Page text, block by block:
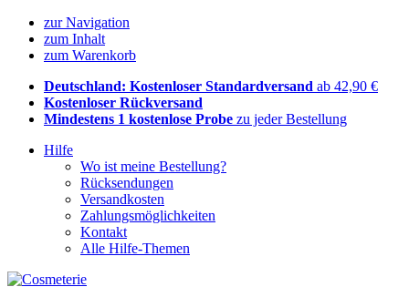
zur Navigation
zum Inhalt
zum Warenkorb
Deutschland: Kostenloser Standardversand ab 42,90 €
Kostenloser Rückversand
Mindestens 1 kostenlose Probe zu jeder Bestellung
Hilfe
Wo ist meine Bestellung?
Rücksendungen
Versandkosten
Zahlungsmöglichkeiten
Kontakt
Alle Hilfe-Themen